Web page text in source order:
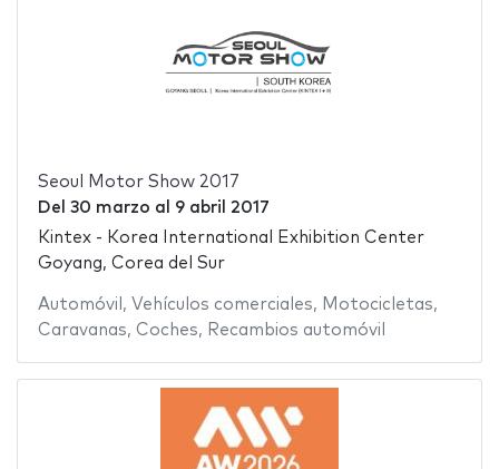
Seoul Motor Show 2017
Del 30 marzo al 9 abril 2017
Kintex - Korea International Exhibition Center
Goyang, Corea del Sur
Automóvil , Vehículos comerciales, Motocicletas,
Caravanas, Coches, Recambios automóvil